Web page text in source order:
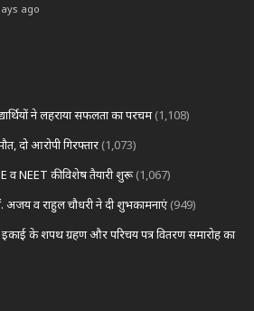
ago
ने लहराया सफलता का परचम (1,108)
दो आरोपी गिरफ्तार (1,073)
NEET की विशेष तैयारी शुरू (1,067)
अजय व राहुल चौधरी ने दी शुभकामनाएं (949)
के शपथ ग्रहण और परिचय पत्र वितरण समारोह का